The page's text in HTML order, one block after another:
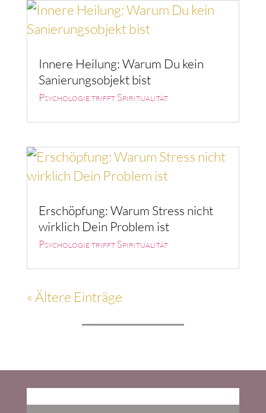
Innere Heilung: Warum Du kein
Sanierungsobjekt bist
Psychologie trifft Spiritualität
Erschöpfung: Warum Stress nicht
wirklich Dein Problem ist
Psychologie trifft Spiritualität
« Ältere Einträge